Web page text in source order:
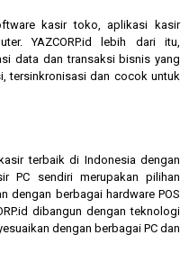
kasir toko, aplikasi kasir
YAZCORP.id lebih dari itu,
data dan transaksi bisnis yang
tersinkronisasi dan cocok untuk
terbaik di Indonesia dengan
PC sendiri merupakan pilihan
dengan berbagai hardware POS
dibangun dengan teknologi
dengan berbagai PC dan